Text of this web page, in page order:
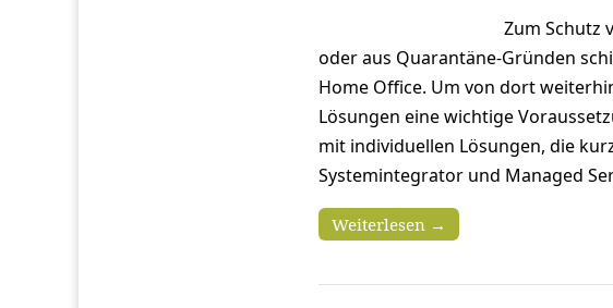
Zum Schutz
oder aus Quarantäne-Gründen
Home Office. Um von dort
Lösungen eine wichtige
mit individuellen Lösungen, die
Systemintegrator und Managed
Weiterlesen →